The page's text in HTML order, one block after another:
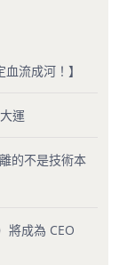
流成河！】
運
的不是技術本
將成為 CEO